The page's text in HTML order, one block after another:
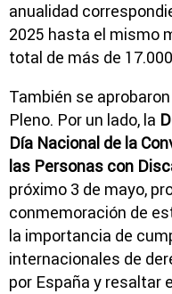
anualidad
2025 hasta el mismo
total de más de
También se aprobaron
Pleno. Por un lado, la
Día Nacional de la
las Personas con
próximo 3 de mayo,
conmemoración de
la importancia de
internacionales de
por España y resaltar